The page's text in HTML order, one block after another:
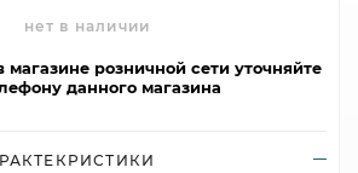
нет в наличии
магазине розничной сети уточняйте
данного магазина